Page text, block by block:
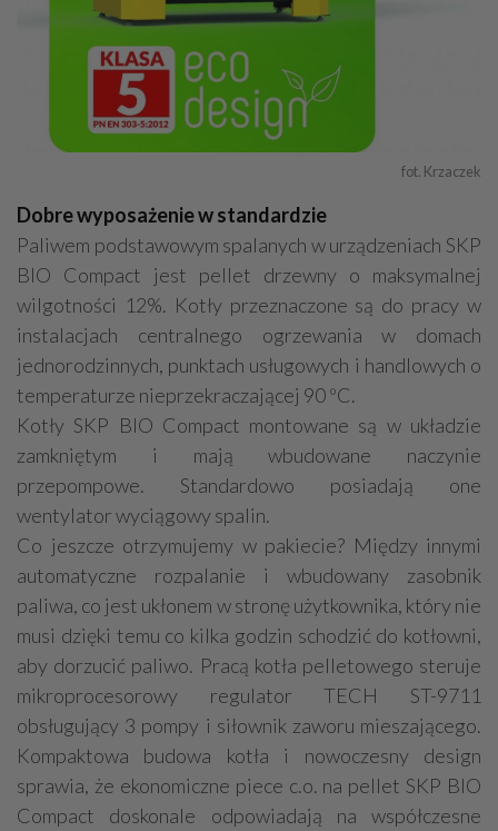
fot. Krzaczek
Dobre wyposażenie w standardzie
Paliwem podstawowym spalanych w urządzeniach SKP
BIO Compact jest pellet drzewny o maksymalnej
wilgotności 12%. Kotły przeznaczone są do pracy w
instalacjach centralnego ogrzewania w domach
jednorodzinnych, punktach usługowych i handlowych o
temperaturze nieprzekraczającej 90 ºC.
Kotły SKP BIO Compact montowane są w układzie
zamkniętym i mają wbudowane naczynie
przepompowe. Standardowo posiadają one
wentylator wyciągowy spalin.
Co jeszcze otrzymujemy w pakiecie? Między innymi
automatyczne rozpalanie i wbudowany zasobnik
paliwa, co jest ukłonem w stronę użytkownika, który nie
musi dzięki temu co kilka godzin schodzić do kotłowni,
aby dorzucić paliwo. Pracą kotła pelletowego steruje
mikroprocesorowy regulator TECH ST-9711
obsługujący 3 pompy i siłownik zaworu mieszającego.
Kompaktowa budowa kotła i nowoczesny design
sprawia, że ekonomiczne piece c.o. na pellet SKP BIO
Compact doskonale odpowiadają na współczesne